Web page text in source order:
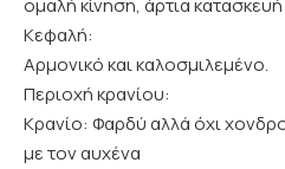
ομαλή κίνηση, άρτια
Κεφαλή:
Αρμονικό και καλοσμιλεμένο.
Περιοχή κρανίου:
Κρανίο: Φαρδύ αλλά όχι
με τον αυχένα